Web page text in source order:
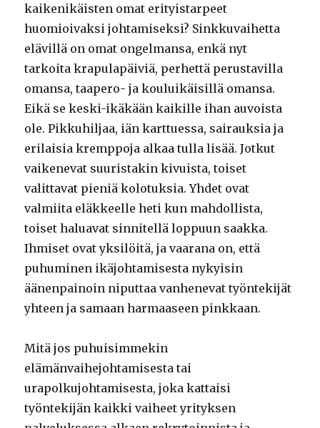
kaikenikäisten omat erityistarpeet
huomioivaksi johtamiseksi? Sinkkuvaihetta
elävillä on omat ongelmansa, enkä nyt
tarkoita krapulapäiviä, perhettä perustavilla
omansa, taapero- ja kouluikäisillä omansa.
Eikä se keski-ikäkään kaikille ihan auvoista
ole. Pikkuhiljaa, iän karttuessa, sairauksia ja
erilaisia kremppoja alkaa tulla lisää. Jotkut
vaikenevat suuristakin kivuista, toiset
valittavat pieniä kolotuksia. Yhdet ovat
valmiita eläkkeelle heti kun mahdollista,
toiset haluavat sinnitellä loppuun saakka.
Ihmiset ovat yksilöitä, ja vaarana on, että
puhuminen ikäjohtamisesta nykyisin
äänenpainoin niputtaa vanhenevat työntekijät
yhteen ja samaan harmaaseen pinkkaan.
Mitä jos puhuisimmekin
elämänvaihejohtamisesta tai
urapolkujohtamisesta, joka kattaisi
työntekijän kaikki vaiheet yrityksen